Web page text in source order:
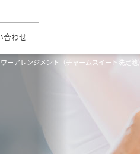
合わせ
ーアレンジメント（チャームスイート洗足池）